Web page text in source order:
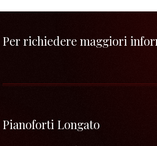
Per richiedere maggiori
Pianoforti Longato